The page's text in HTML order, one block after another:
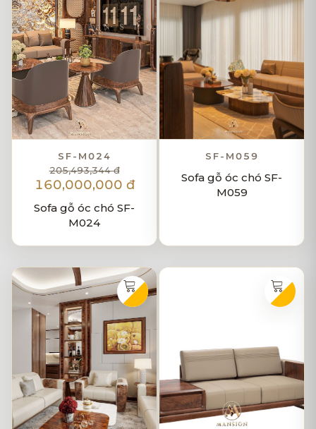
SF-M024
205,493,344 đ
160,000,000 đ
Sofa gỗ óc chó SF-
M024
SF-M059
Sofa gỗ óc chó SF-
M059